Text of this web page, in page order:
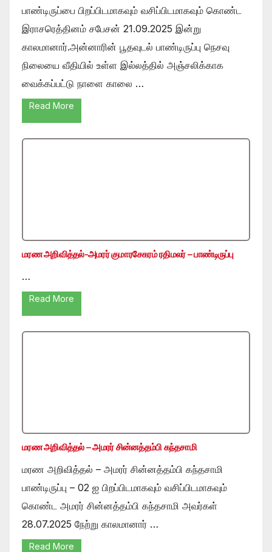
பாண்டிருப்பை பிறப்பிடமாகவும் வசிப்பிடமாகவும் கொண்ட
இராசரெத்தினம் சபேசன் 21.09.2025 இன்று
காலமானார்.அன்னாரின் பூதவுடல் பாண்டிருப்பு நெசவு
நிலையை வீதியில் உள்ள இல்லத்தில் அஞ்சலிக்காக
வைக்கப்பட்டு நாளை காலை …
Read More
மரண அறிவித்தல்-அமரர் குமாரசேகரம் ரதிமலர் – பாண்டிருப்பு
…
Read More
மரண அறிவித்தல் – அமரர் சின்னத்தம்பி கந்தசாமி
மரண அறிவித்தல் – அமரர் சின்னத்தம்பி கந்தசாமி
பாண்டிருப்பு – 02 ஐ பிறப்பிடமாகவும் வசிப்பிடமாகவும்
கொண்ட அமரர் சின்னத்தம்பி கந்தசாமி அவர்கள்
28.07.2025 நேற்று காலமானார் …
Read More